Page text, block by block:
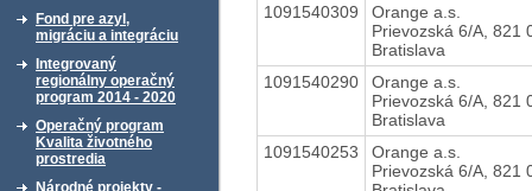
Fond pre azyl,
migráciu a integráciu
Integrovaný
regionálny operačný
program 2014 - 2020
Operačný program
Kvalita životného
prostredia
Národné projekty -
1091540309
Orange a.s.
Prievozská 6/A, 821
Bratislava
1091540290
Orange a.s.
Prievozská 6/A, 821
Bratislava
1091540253
Orange a.s.
Prievozská 6/A, 821